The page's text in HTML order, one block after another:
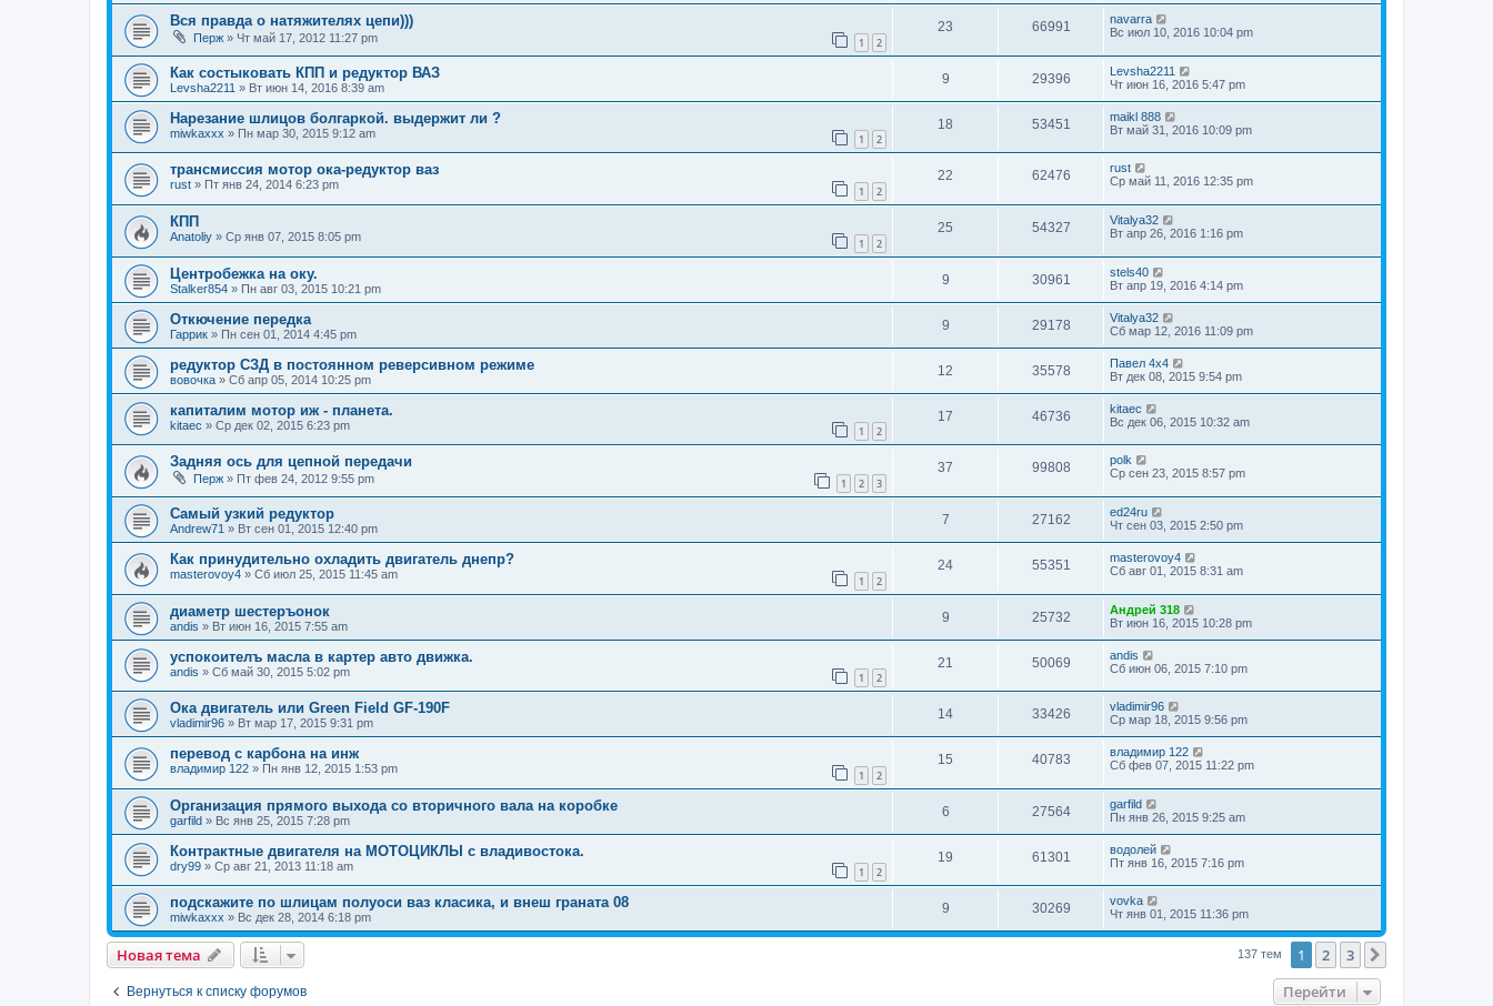
Вся правда о натяжителях цепи)))
Перж » Чт май 17, 2012 11:27 pm 1 2
23 66991
navarra
Вс июл 10, 2016 10:04 pm
Как состыковать КПП и редуктор ВАЗ
Levsha2211 » Вт июн 14, 2016 8:39 am
9 29396
Levsha2211
Чт июн 16, 2016 5:47 pm
Нарезание шлицов болгаркой. выдержит ли ?
miwkaxxx » Пн мар 30, 2015 9:12 am 1 2
18 53451
maikl 888
Вт май 31, 2016 10:09 pm
трансмиссия мотор ока-редуктор ваз
rust » Пт янв 24, 2014 6:23 pm 1 2
22 62476
rust
Ср май 11, 2016 12:35 pm
КПП
Anatoliy » Ср янв 07, 2015 8:05 pm 1 2
25 54327
Vitalya32
Вт апр 26, 2016 1:16 pm
Центробежка на оку.
Stalker854 » Пн авг 03, 2015 10:21 pm
9 30961
stels40
Вт апр 19, 2016 4:14 pm
Откючение передка
Гаррик » Пн сен 01, 2014 4:45 pm
9 29178
Vitalya32
Сб мар 12, 2016 11:09 pm
редуктор СЗД в постоянном реверсивном режиме
вовочка » Сб апр 05, 2014 10:25 pm
12 35578
Павел 4х4
Вт дек 08, 2015 9:54 pm
капиталим мотор иж - планета.
kitaec » Ср дек 02, 2015 6:23 pm 1 2
17 46736
kitaec
Вс дек 06, 2015 10:32 am
Задняя ось для цепной передачи
Перж » Пт фев 24, 2012 9:55 pm 1 2 3
37 99808
polk
Ср сен 23, 2015 8:57 pm
Самый узкий редуктор
Andrew71 » Вт сен 01, 2015 12:40 pm
7 27162
ed24ru
Чт сен 03, 2015 2:50 pm
Как принудительно охладить двигатель днепр?
masterovoy4 » Сб июл 25, 2015 11:45 am 1 2
24 55351
masterovoy4
Сб авг 01, 2015 8:31 am
диаметр шестеръонок
andis » Вт июн 16, 2015 7:55 am
9 25732
Андрей 318
Вт июн 16, 2015 10:28 pm
успокоителъ масла в картер авто движка.
andis » Сб май 30, 2015 5:02 pm 1 2
21 50069
andis
Сб июн 06, 2015 7:10 pm
Ока двигатель или Green Field GF-190F
vladimir96 » Вт мар 17, 2015 9:31 pm
14 33426
vladimir96
Ср мар 18, 2015 9:56 pm
перевод с карбона на инж
владимир 122 » Пн янв 12, 2015 1:53 pm 1 2
15 40783
владимир 122
Сб фев 07, 2015 11:22 pm
Организация прямого выхода со вторичного вала на коробке
garfild » Вс янв 25, 2015 7:28 pm
6 27564
garfild
Пн янв 26, 2015 9:25 am
Контрактные двигателя на МОТОЦИКЛЫ с владивостока.
dry99 » Ср авг 21, 2013 11:18 am 1 2
19 61301
водолей
Пт янв 16, 2015 7:16 pm
подскажите по шлицам полуоси ваз класика, и внеш граната 08
miwkaxxx » Вс дек 28, 2014 6:18 pm
9 30269
vovka
Чт янв 01, 2015 11:36 pm
Новая тема 137 тем 1 2 3
Вернуться к списку форумов Перейти